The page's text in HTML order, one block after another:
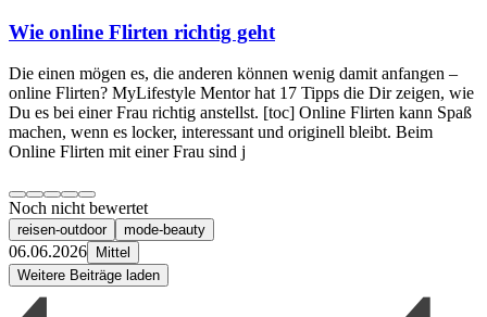
Wie online Flirten richtig geht
Die einen mögen es, die anderen können wenig damit anfangen –
online Flirten? MyLifestyle Mentor hat 17 Tipps die Dir zeigen, wie
Du es bei einer Frau richtig anstellst. [toc] Online Flirten kann Spaß
machen, wenn es locker, interessant und originell bleibt. Beim
Online Flirten mit einer Frau sind j
Noch nicht bewertet
reisen-outdoor mode-beauty
06.06.2026
Mittel
Weitere Beiträge laden